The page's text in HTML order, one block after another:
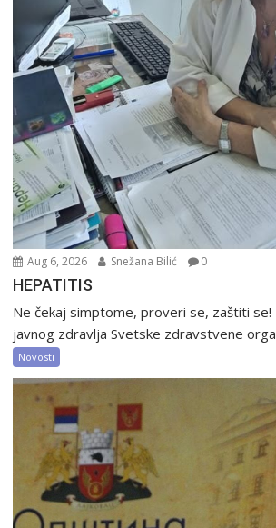
Aug 6, 2026 Snežana Bilić 0
HEPATITIS
Ne čekaj simptome, proveri se, zaštiti se!
javnog zdravlja Svetske zdravstvene
Novosti